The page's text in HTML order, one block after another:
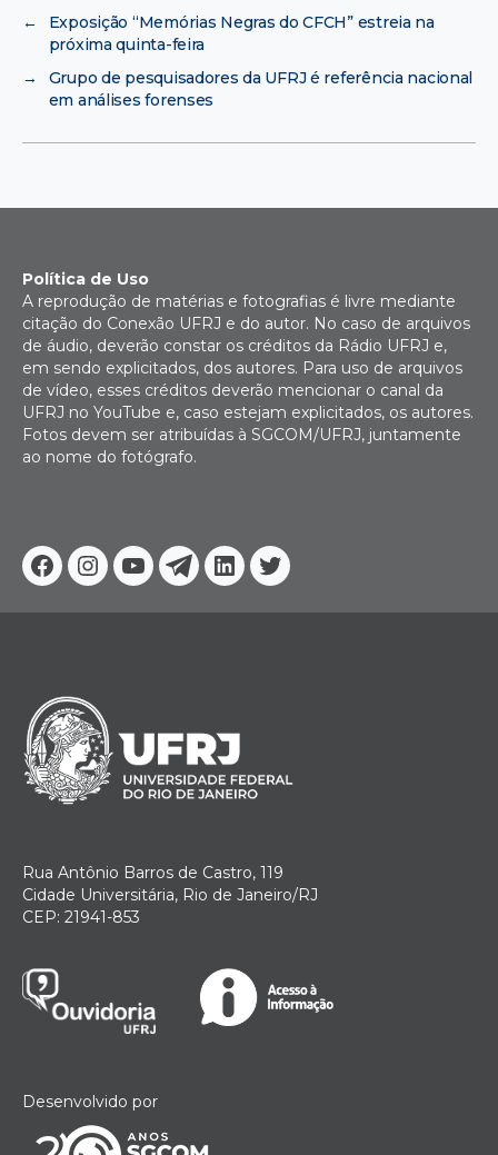
←
Exposição “Memórias Negras do CFCH” estreia na
próxima quinta-feira
→
Grupo de pesquisadores da UFRJ é referência nacional
em análises forenses
Facebook
Instagram
YoutubeTelegram
Linkedin
Twitter
Política de Uso
A reprodução de matérias e fotografias é livre mediante
citação do Conexão UFRJ e do autor. No caso de arquivos
de áudio, deverão constar os créditos da Rádio UFRJ e,
em sendo explicitados, dos autores. Para uso de arquivos
de vídeo, esses créditos deverão mencionar o canal da
UFRJ no YouTube e, caso estejam explicitados, os autores.
Fotos devem ser atribuídas à SGCOM/UFRJ, juntamente
ao nome do fotógrafo.
Rua Antônio Barros de Castro, 119
Cidade Universitária, Rio de Janeiro/RJ
CEP: 21941-853
Desenvolvido por